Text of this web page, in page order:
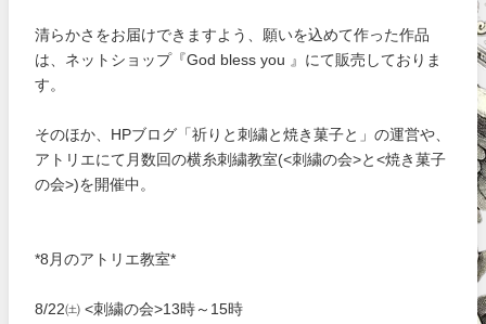
清らかさをお届けできますよう、願いを込めて作った作品
は、ネットショップ『God bless you 』にて販売しておりま
す。
そのほか、HPブログ「祈りと刺繍と焼き菓子と」の運営や、
アトリエにて月数回の横糸刺繍教室(<刺繍の会>と<焼き菓子
の会>)を開催中。
*8月のアトリエ教室*
8/22㈯ <刺繍の会>13時～15時